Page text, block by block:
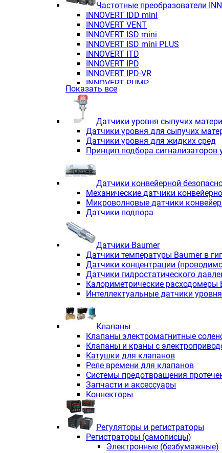
Частотные преобразователи
INNOVERT IDD mini
INNOVERT VENT
INNOVERT ISD mini
INNOVERT ISD mini PLUS
INNOVERT ITD
INNOVERT IРD
INNOVERT IРD-VR
INNOVERT PUMP
Показать все
Датчики уровня сыпучих
Датчики уровня для сыпучих
Датчики уровня для жидких сред
Принцип подбора сигнализаторов
Датчики конвейерной
Механические датчики
Микроволновые датчики
Датчики подпора
Датчики Baumer
Датчики температуры Baumer в
Датчики концентрации
Датчики гидростатического
Калориметрические расходомеры
Интеллектуальные датчики
Клапаны
Клапаны электромагнитные
Клапаны и краны с
Катушки для клапанов
Реле времени для клапанов
Системы предотвращения
Запчасти и аксессуары
Коннекторы
Регуляторы и регистраторы
Регистраторы (самописцы)
Электронные (безбумажные)